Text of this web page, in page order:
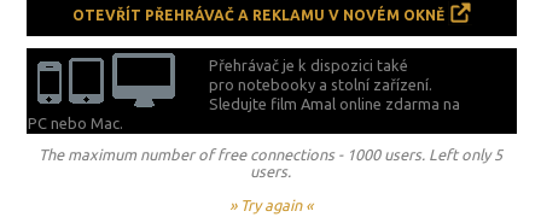
OTEVŘÍT PŘEHRÁVAČ A REKLAMU V NOVÉM OKNĚ
Přehrávač je k dispozici také
pro notebooky a stolní zařízení.
Sledujte film Amal online zdarma na
PC nebo Mac.
The maximum number of free connections - 1000 users. Left only 5
users.
» Try again «